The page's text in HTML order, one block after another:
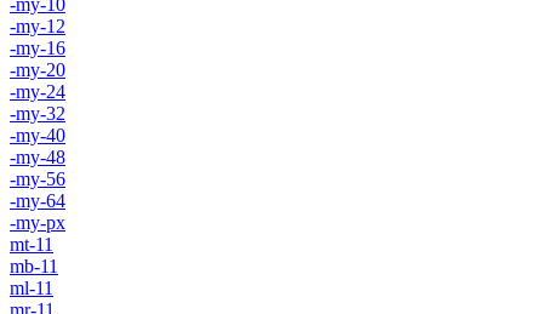
-my-12
-my-16
-my-20
-my-24
-my-32
-my-40
-my-48
-my-56
-my-64
-my-px
mt-11
mb-11
ml-11
mr-11